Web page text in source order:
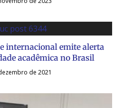
internacional emite alerta
acadêmica no Brasil
de 2021